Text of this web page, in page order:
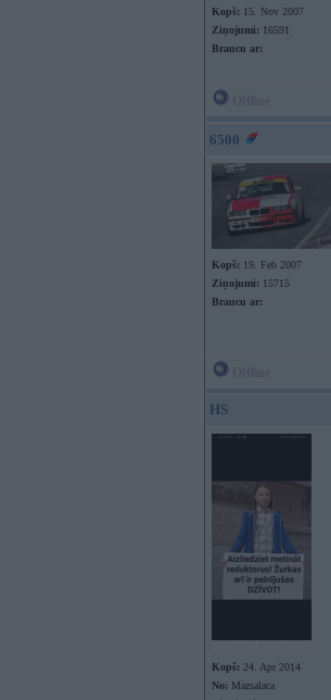
Kopš: 15. Nov 2007
Ziņojumi: 16591
Braucu ar:
6500
Kopš: 19. Feb 2007
Ziņojumi: 15715
Braucu ar:
HS
Kopš: 24. Apr 2014
No: Mazsalaca